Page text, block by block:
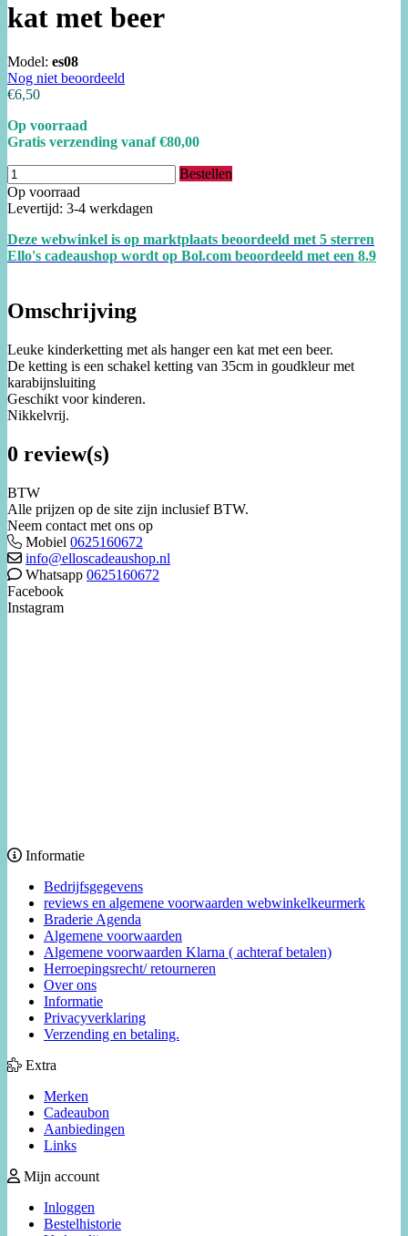
kat met beer
Model: es08
Nog niet beoordeeld
€6,50
Op voorraad
Gratis verzending vanaf €80,00
Bestellen
Op voorraad
Levertijd: 3-4 werkdagen
Deze webwinkel is op marktplaats beoordeeld met 5 sterren
Ello's cadeaushop wordt op Bol.com beoordeeld met een 8.9
Omschrijving
Leuke kinderketting met als hanger een kat met een beer.
De ketting is een schakel ketting van 35cm in goudkleur met
karabijnsluiting
Geschikt voor kinderen.
Nikkelvrij.
0 review(s)
BTW
Alle prijzen op de site zijn inclusief BTW.
Neem contact met ons op
Mobiel 0625160672
info@elloscadeaushop.nl
Whatsapp 0625160672
Facebook
Instagram
Informatie
Bedrijfsgegevens
reviews en algemene voorwaarden webwinkelkeurmerk
Braderie Agenda
Algemene voorwaarden
Algemene voorwaarden Klarna ( achteraf betalen)
Herroepingsrecht/ retourneren
Over ons
Informatie
Privacyverklaring
Verzending en betaling.
Extra
Merken
Cadeaubon
Aanbiedingen
Links
Mijn account
Inloggen
Bestelhistorie